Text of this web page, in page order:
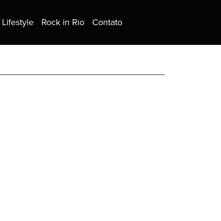
Lifestyle Rock in Rio Contato